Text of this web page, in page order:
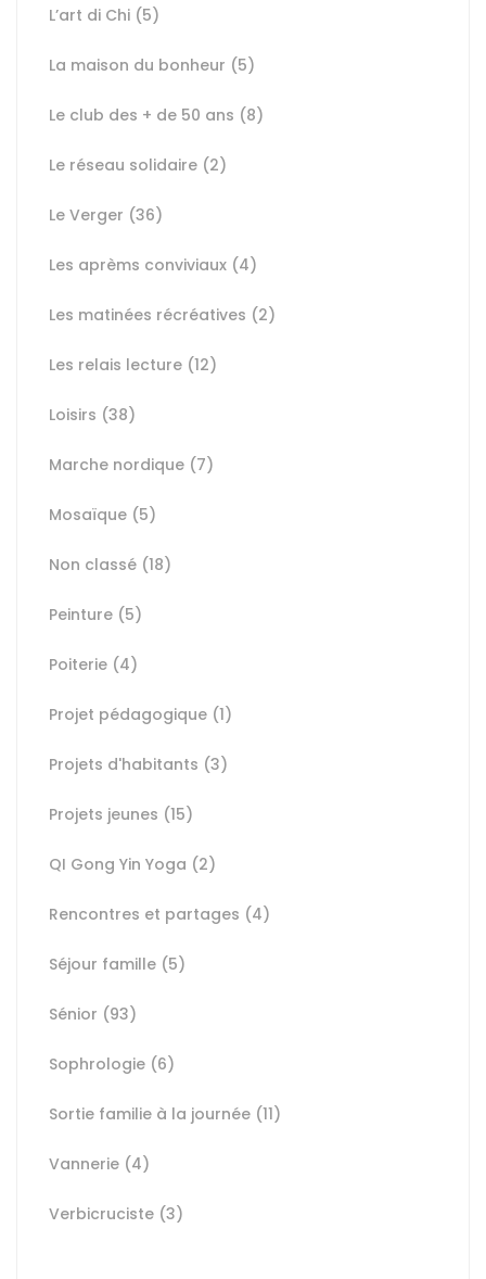
L’art di Chi (5)
La maison du bonheur (5)
Le club des + de 50 ans (8)
Le réseau solidaire (2)
Le Verger (36)
Les aprèms conviviaux (4)
Les matinées récréatives (2)
Les relais lecture (12)
Loisirs (38)
Marche nordique (7)
Mosaïque (5)
Non classé (18)
Peinture (5)
Poiterie (4)
Projet pédagogique (1)
Projets d'habitants (3)
Projets jeunes (15)
QI Gong Yin Yoga (2)
Rencontres et partages (4)
Séjour famille (5)
Sénior (93)
Sophrologie (6)
Sortie familie à la journée (11)
Vannerie (4)
Verbicruciste (3)